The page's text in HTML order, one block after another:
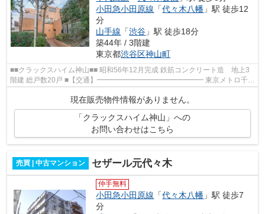
小田急小田原線 「代々木八幡 」駅 徒歩12
分
山手線 「渋谷 」駅 徒歩18分
築44年 / 3階建
東京都渋谷区神山町
■■クラックスハイム神山■■ 昭和56年12月完成 鉄筋コンクリート造 地上3
階建 総戸数20戸 ■【交通】━━━━━━━━━━━━━━━ 東京メトロ千代
田線『代々木公園』駅徒歩8分 小田急小田原線『...
現在販売物件情報がありません。
「クラックスハイム神山」への
お問い合わせはこちら
売買 | 中古マンション セザール元代々木
仲手無料
小田急小田原線 「代々木八幡 」駅 徒歩7
分